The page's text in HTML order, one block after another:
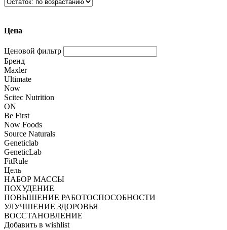
Цена
Ценовой фильтр
Бренд
Maxler
Ultimate
Now
Scitec Nutrition
ON
Be First
Now Foods
Source Naturals
Geneticlab
GeneticLab
FitRule
Цель
НАБОР МАССЫ
ПОХУДЕНИЕ
ПОВЫШЕНИЕ РАБОТОСПОСОБНОСТИ
УЛУЧШЕНИЕ ЗДОРОВЬЯ
ВОССТАНОВЛЕНИЕ
Добавить в wishlist